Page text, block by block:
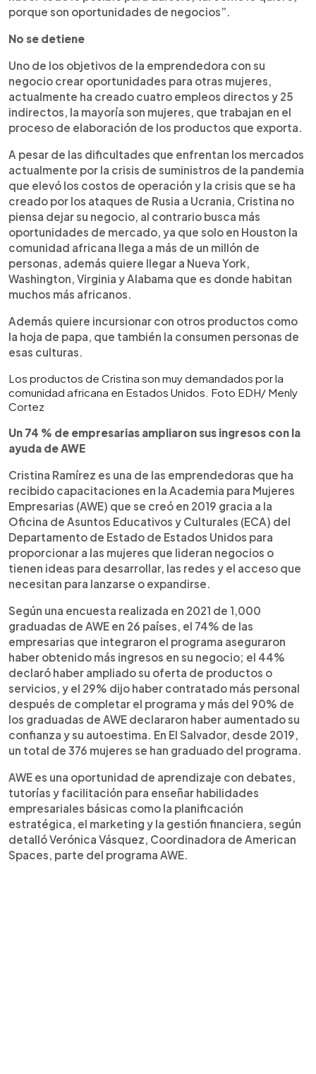
porque son oportunidades de negocios”.
No se detiene
Uno de los objetivos de la emprendedora con su
negocio crear oportunidades para otras mujeres,
actualmente ha creado cuatro empleos directos y 25
indirectos, la mayoría son mujeres, que trabajan en el
proceso de elaboración de los productos que exporta.
A pesar de las dificultades que enfrentan los mercados
actualmente por la crisis de suministros de la pandemia
que elevó los costos de operación y la crisis que se ha
creado por los ataques de Rusia a Ucrania, Cristina no
piensa dejar su negocio, al contrario busca más
oportunidades de mercado, ya que solo en Houston la
comunidad africana llega a más de un millón de
personas, además quiere llegar a Nueva York,
Washington, Virginia y Alabama que es donde habitan
muchos más africanos.
Además quiere incursionar con otros productos como
la hoja de papa, que también la consumen personas de
esas culturas.
Los productos de Cristina son muy demandados por la
comunidad africana en Estados Unidos. Foto EDH/ Menly
Cortez
Un 74 % de empresarias ampliaron sus ingresos con la
ayuda de AWE
Cristina Ramírez es una de las emprendedoras que ha
recibido capacitaciones en la Academia para Mujeres
Empresarias (AWE) que se creó en 2019 gracia a la
Oficina de Asuntos Educativos y Culturales (ECA) del
Departamento de Estado de Estados Unidos para
proporcionar a las mujeres que lideran negocios o
tienen ideas para desarrollar, las redes y el acceso que
necesitan para lanzarse o expandirse.
Según una encuesta realizada en 2021 de 1,000
graduadas de AWE en 26 países, el 74% de las
empresarias que integraron el programa aseguraron
haber obtenido más ingresos en su negocio; el 44%
declaró haber ampliado su oferta de productos o
servicios, y el 29% dijo haber contratado más personal
después de completar el programa y más del 90% de
los graduadas de AWE declararon haber aumentado su
confianza y su autoestima. En El Salvador, desde 2019,
un total de 376 mujeres se han graduado del programa.
AWE es una oportunidad de aprendizaje con debates,
tutorías y facilitación para enseñar habilidades
empresariales básicas como la planificación
estratégica, el marketing y la gestión financiera, según
detalló Verónica Vásquez, Coordinadora de American
Spaces, parte del programa AWE.